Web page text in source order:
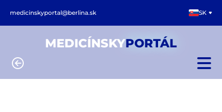
medicinskyportal@berlina.sk SK
MEDICÍNSKYPORTÁL